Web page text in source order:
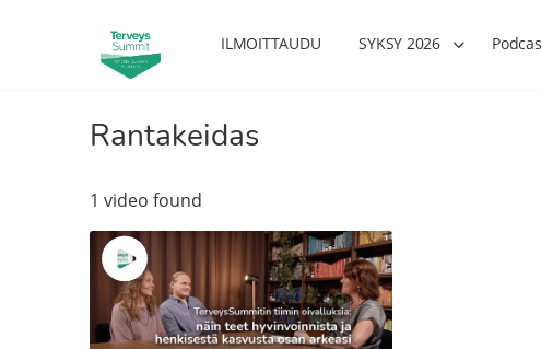
ILMOITTAUDU SYKSY 2026
Rantakeidas
1 video found